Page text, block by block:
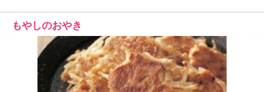
もやしのおやき